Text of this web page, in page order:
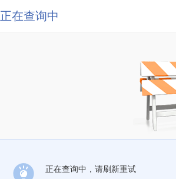
正在查询中
正在查询中，请刷新重试